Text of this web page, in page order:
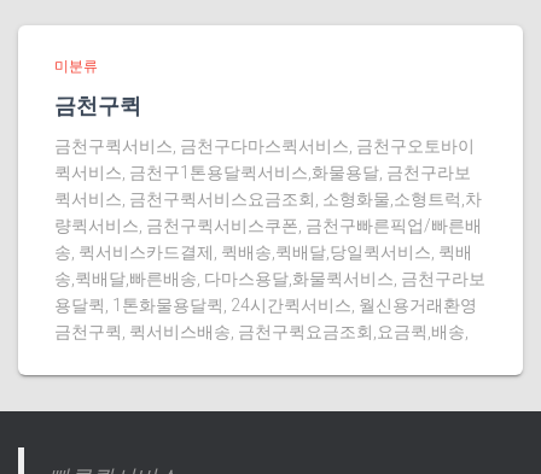
미분류
금천구퀵
금천구퀵서비스, 금천구다마스퀵서비스, 금천구오토바이
퀵서비스, 금천구1톤용달퀵서비스,화물용달, 금천구라보
퀵서비스, 금천구퀵서비스요금조회, 소형화물,소형트럭,차
량퀵서비스, 금천구퀵서비스쿠폰, 금천구빠른픽업/빠른배
송, 퀵서비스카드결제, 퀵배송,퀵배달,당일퀵서비스, 퀵배
송,퀵배달,빠른배송, 다마스용달,화물퀵서비스, 금천구라보
용달퀵, 1톤화물용달퀵, 24시간퀵서비스, 월신용거래환영
금천구퀵, 퀵서비스배송, 금천구퀵요금조회,요금퀵,배송,